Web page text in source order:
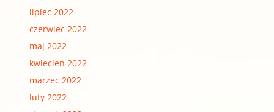
lipiec 2022
czerwiec 2022
maj 2022
kwiecień 2022
marzec 2022
luty 2022